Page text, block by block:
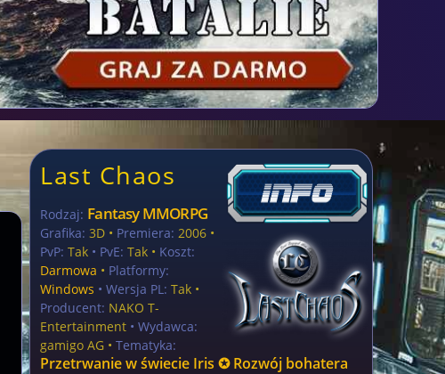
Last Chaos
Rodzaj: Fantasy MMORPG
Grafika: 3D • Premiera: 2006 •
PvP: Tak • PvE: Tak • Koszt:
Darmowa • Platformy:
Windows • Wersja PL: Tak •
Producent: NAKO T-
Entertainment • Wydawca:
gamigo AG •Tematyka:
Przetrwanie w świecie Iris ✪ Rozwój bohatera